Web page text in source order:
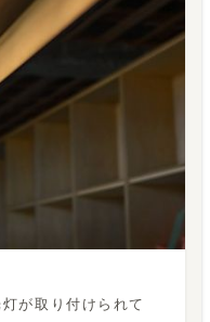
が取り付けられて